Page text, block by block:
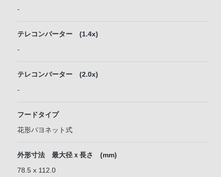
-
テレコンバーター (1.4x)
-
テレコンバーター (2.0x)
-
フードタイプ
花形バヨネット式
外形寸法 最大径ｘ長さ (mm)
78.5 x 112.0